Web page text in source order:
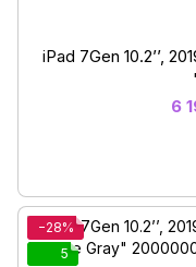
iPad 7Gen 10.2’’,
6
−28%
5